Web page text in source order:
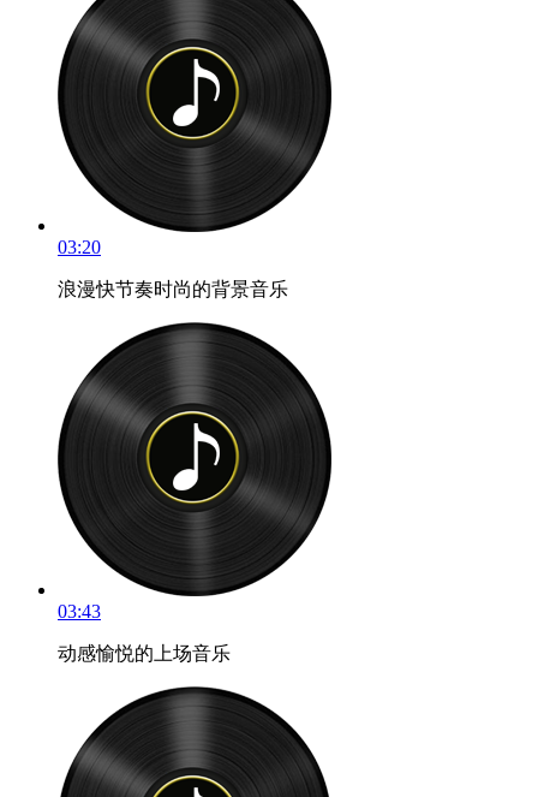
03:20
浪漫快节奏时尚的背景音乐
03:43
动感愉悦的上场音乐